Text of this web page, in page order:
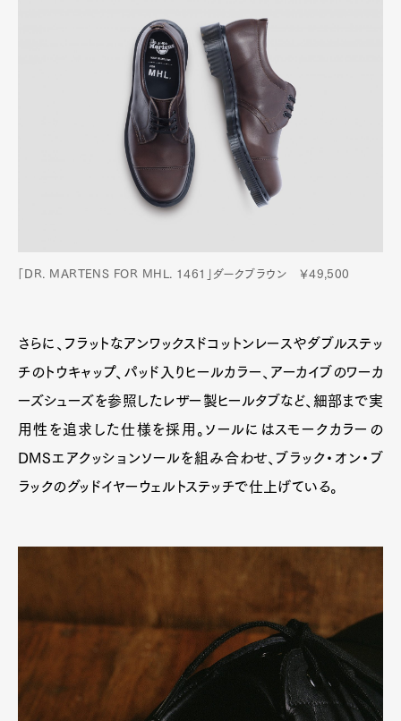
「DR. MARTENS FOR MHL. 1461」ダークブラウン ￥49,500
さらに、フラットなアンワックスドコットンレースやダブルステッ
チのトウキャップ、パッド入りヒールカラー、アーカイブのワーカ
ーズシューズを参照したレザー製ヒールタブなど、細部まで実
用性を追求した仕様を採用。ソールにはスモークカラーの
DMSエアクッションソールを組み合わせ、ブラック・オン・ブ
ラックのグッドイヤーウェルトステッチで仕上げている。